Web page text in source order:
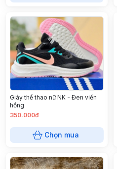
Giày thể thao nữ NK - Đen viền
hồng
350.000đ
Chọn mua